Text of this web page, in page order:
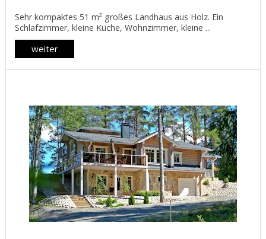
Sehr kompaktes 51 m² großes Landhaus aus Holz. Ein
Schlafzimmer, kleine Küche, Wohnzimmer, kleine ...
weiter